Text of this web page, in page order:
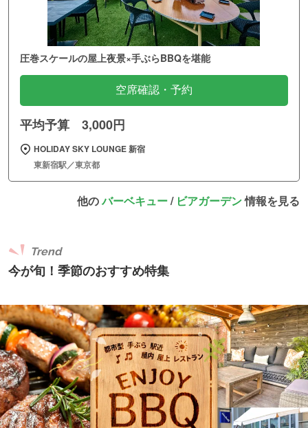
圧巻スケールの屋上夜景×手ぶらBBQを堪能
空席確認・予約
平均予算 3,000円
HOLIDAY SKY LOUNGE 新宿
東新宿駅／東京都
他のバーベキュー/ ビアガーデン情報を見る
今が旬！季節のおすすめ特集
Trend